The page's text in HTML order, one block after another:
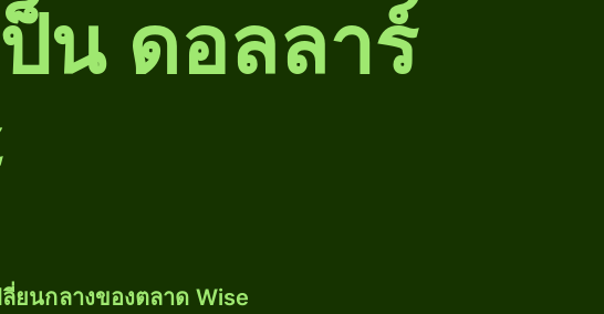
น ดอลลาร์
ยนกลางของตลาด Wise